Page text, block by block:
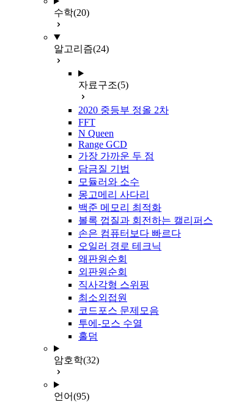
수학(20)
알고리즘(24)
자료구조(5)
2020 중등부 정올 2차
FFT
N Queen
Range GCD
가장 가까운 두 점
담금질 기법
모듈러와 소수
몽고메리 사다리
백준 메모리 최적화
볼록 껍질과 회전하는 캘리퍼스
손은 컴퓨터보다 빠르다
오일러 경로 테크닉
왜판원순회
외판원순회
직사각형 스위핑
최소외접원
코드포스 문제모음
투에-모스 수열
홀덤
암호학(32)
언어(95)